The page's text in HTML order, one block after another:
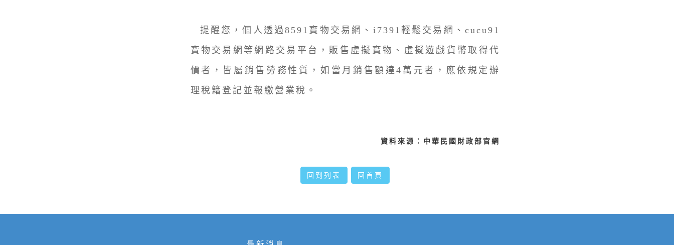
提醒您，個人透過8591寶物交易網、i7391輕鬆交易網、cucu91
寶物交易網等網路交易平台，販售虛擬寶物、虛擬遊戲貨幣取得代
價者，皆屬銷售勞務性質，如當月銷售額達4萬元者，應依規定辦
理稅籍登記並報繳營業稅。
資料來源：中華民國財政部官網
回到列表 回首頁